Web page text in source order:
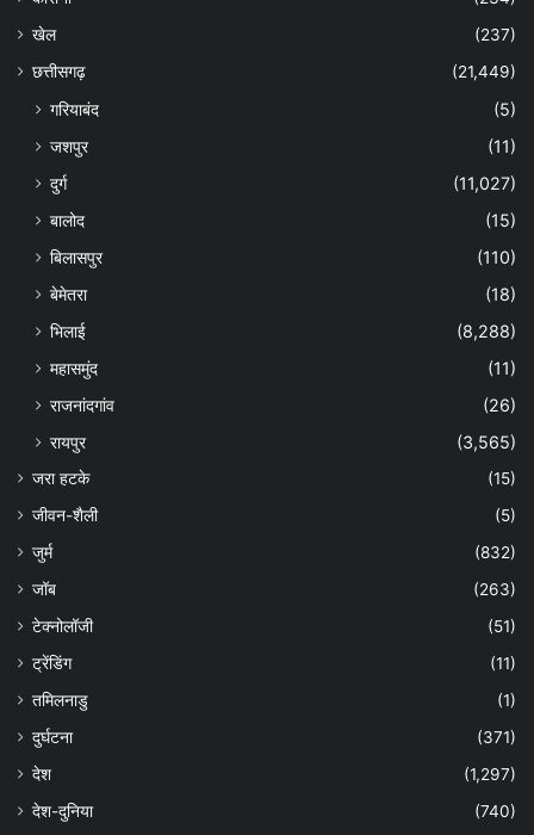
खेल
(237)
छत्तीसगढ़
(21,449)
गरियाबंद
(5)
जशपुर
(11)
दुर्ग
(11,027)
बालोद
(15)
बिलासपुर
(110)
बेमेतरा
(18)
भिलाई
(8,288)
महासमुंद
(11)
राजनांदगांव
(26)
रायपुर
(3,565)
जरा हटके
(15)
जीवन-शैली
(5)
जुर्म
(832)
जॉब
(263)
टेक्नोलॉजी
(51)
ट्रेंडिंग
(11)
तमिलनाडु
(1)
दुर्घटना
(371)
देश
(1,297)
देश-दुनिया
(740)